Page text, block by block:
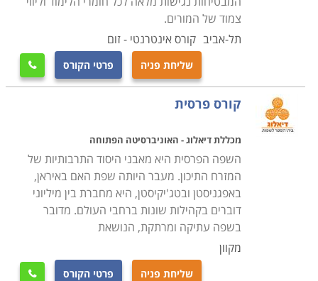
צמוד של המורים.
תל-אביב קורס אינטרנטי - זום
שליחת פניה פרטי הקורס 
קורס פרסית
מכללת דיאלוג - האוניברסיטה הפתוחה
השפה הפרסית היא מאבני היסוד התרבותיות של
המזרח התיכון. מעבר היותה שפת האם באיראן,
באפגניסטן ובטג'יקיסטן, היא מחברת בין מיליוני
דוברים בקהילות שונות ברחבי העולם. מדובר
בשפה עתיקה ומרתקת, הנושאת
מקוון
שליחת פניה פרטי הקורס 